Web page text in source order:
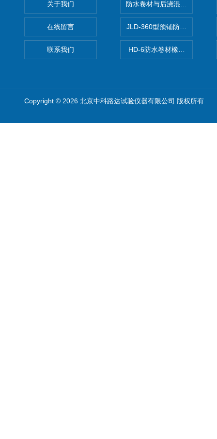
关于我们
在线留言
联系我们
防水卷材与后浇混凝土剥离强
JLD-360型预铺防水卷材抗冲
HD-6防水卷材橡胶测厚仪
Copyright © 2026 北京中科路达试验仪器有限公司 版权所有